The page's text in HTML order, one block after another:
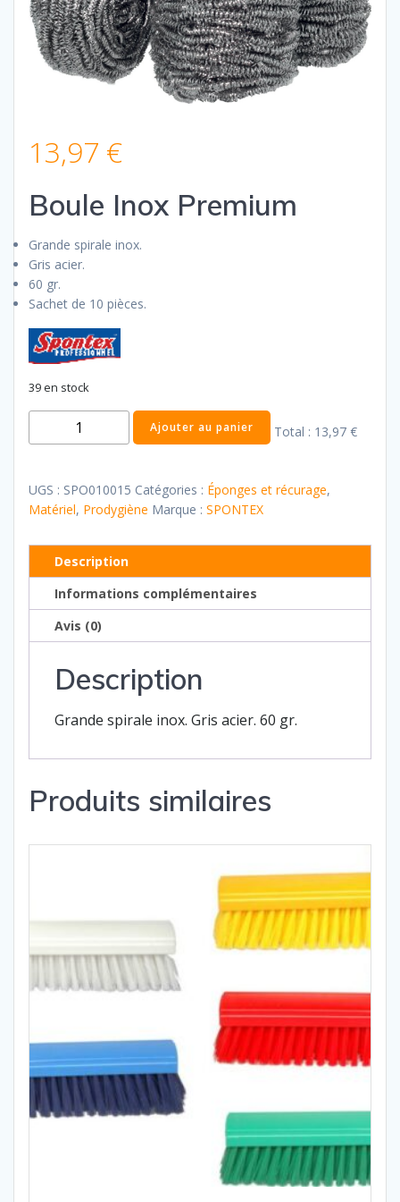
13,97 €
Boule Inox Premium
Grande spirale inox.
Gris acier.
60 gr.
Sachet de 10 pièces.
39 en stock
quantité
de
Inox
Premium
Ajouter au panier Total : 13,97 €
UGS : SPO010015 Catégories : Éponges et récurage,
Matériel, Prodygiène Marque : SPONTEX
Description
Informations complémentaires
Avis (0)
Description
Grande spirale inox. Gris acier. 60 gr.
Produits similaires